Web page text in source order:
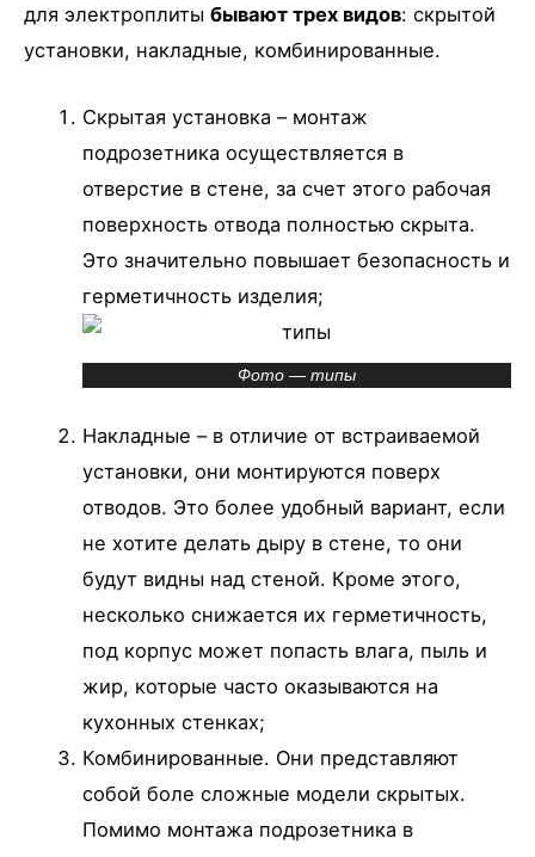
для электроплиты бывают трех видов: скрытой
установки, накладные, комбинированные.
Скрытая установка – монтаж
подрозетника осуществляется в
отверстие в стене, за счет этого рабочая
поверхность отвода полностью скрыта.
Это значительно повышает безопасность и
герметичность изделия;
Фото — типы
Накладные – в отличие от встраиваемой
установки, они монтируются поверх
отводов. Это более удобный вариант, если
не хотите делать дыру в стене, то они
будут видны над стеной. Кроме этого,
несколько снижается их герметичность,
под корпус может попасть влага, пыль и
жир, которые часто оказываются на
кухонных стенках;
Комбинированные. Они представляют
собой боле сложные модели скрытых.
Помимо монтажа подрозетника в